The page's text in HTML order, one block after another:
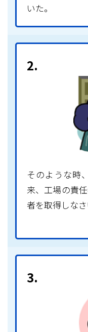
いた。
2.
そのような時
来、工場の責
者を取得しな
3.